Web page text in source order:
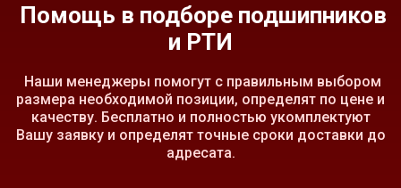
Помощь в подборе подшипников
и РТИ
Наши менеджеры помогут с правильным выбором
размера необходимой позиции, определят по цене и
качеству. Бесплатно и полностью укомплектуют
Вашу заявку и определят точные сроки доставки до
адресата.